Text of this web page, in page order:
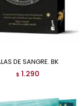
ALAS DE SANGRE. BK
$ 1.290